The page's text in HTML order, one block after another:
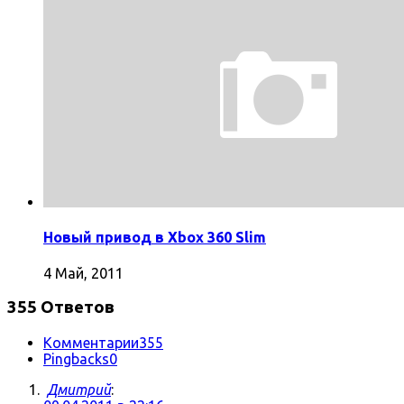
Новый привод в Xbox 360 Slim
4 Май, 2011
355 Ответов
Комментарии355
Pingbacks0
Дмитрий: